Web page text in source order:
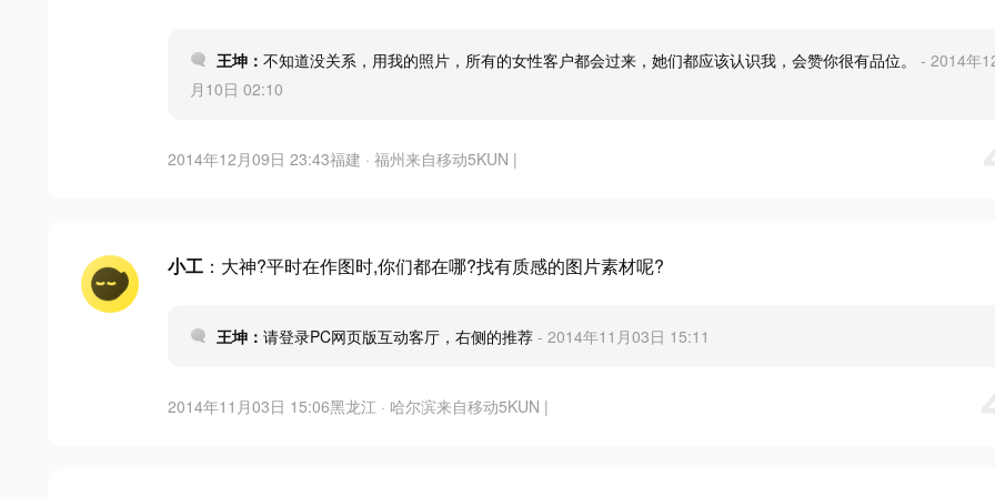
王坤：不知道没关系，用我的照片，所有的女性客户都会过来，她们都应该认识我，会赞你很有品位。- 2014年
月10日 02:10
2014年12月09日 23:43福建 · 福州来自移动5KUN |
小工 ：大神?平时在作图时,你们都在哪?找有质感的图片素材呢?
王坤：请登录PC网页版互动客厅，右侧的推荐- 2014年11月03日 15:11
2014年11月03日 15:06黑龙江 · 哈尔滨来自移动5KUN |